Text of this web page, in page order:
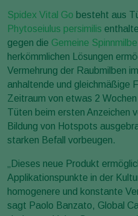
Spidex Vital Go besteht aus
Phytoseiulus persimilis
gegen die Gemeine Spinnmilbe
herkömmlichen Lösungen
Vermehrung der Raubmilben
anhaltende und gleichmäßige
Zeitraum von etwas 2
Tüten beim ersten Anzeichen
Bildung von Hotspots
starken Befall vorbeugen.
„Dieses neue Produkt
Applikationspunkte in der
homogenere und konstante
sagt Paolo Banzato, Global